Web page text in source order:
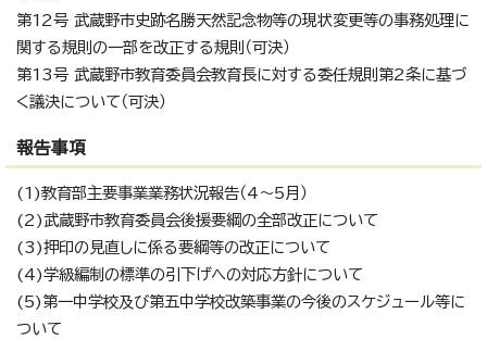
第12号 武蔵野市史跡名勝天然記念物等の現状変更等の事務処理に
関する規則の一部を改正する規則（可決）
第13号 武蔵野市教育委員会教育長に対する委任規則第2条に基づ
く議決について（可決）
報告事項
(1)教育部主要事業業務状況報告（4～5月）
(2)武蔵野市教育委員会後援要綱の全部改正について
(3)押印の見直しに係る要綱等の改正について
(4)学級編制の標準の引下げへの対応方針について
(5)第一中学校及び第五中学校改築事業の今後のスケジュール等に
ついて